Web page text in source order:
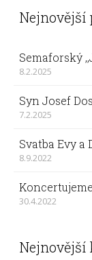
Nejnovější
Semaforský
8.2.2025
Syn Josef
7.2.2025
Svatba Evy a
8.9.2022
30.4.2022
Nejnovější